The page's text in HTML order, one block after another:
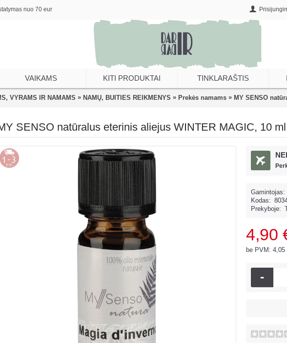
nuo 70 eur
VAIKAMS KITI PRODUKTAI TINKLARAŠTIS
VYRAMS IR NAMAMS » NAMŲ, BUITIES REIKMENYS » Prekės namams » MY SENSO
SENSO natūralus eterinis aliejus WINTER MAGIC, 10 ml
Gamintojas:
Kodas:
Prekyboje:
4,90
be PVM: 4,05
-